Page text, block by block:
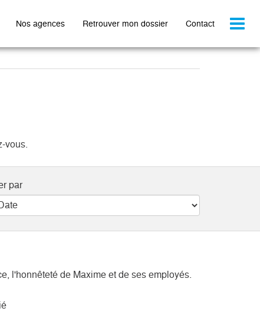
Nos agences Retrouver mon dossier Contact
vous.
par
l'honnêteté de Maxime et de ses employés.